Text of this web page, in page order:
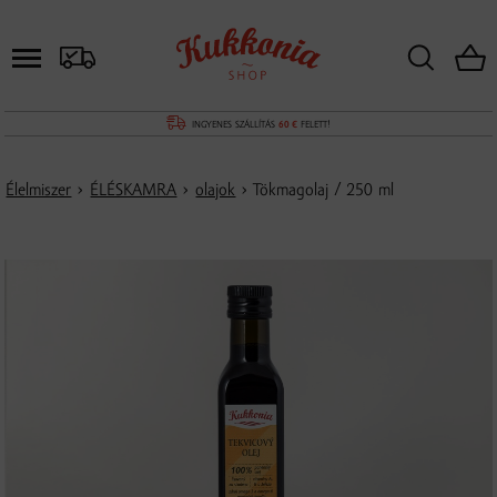
INGYENES SZÁLLÍTÁS 60 € FELETT!
Élelmiszer › ÉLÉSKAMRA › olajok › Tökmagolaj / 250 ml